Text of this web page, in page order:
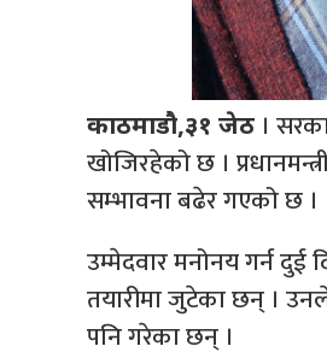
काठमाडौ,३१ जेठ ।
खोजिरहेको छ ।
सम्भावना बढेर गएको छ ।
उम्मेदवार मनोनय गर्न दुई
तयारीमा जुटेका छन् ।
पनि गरेका छन् ।